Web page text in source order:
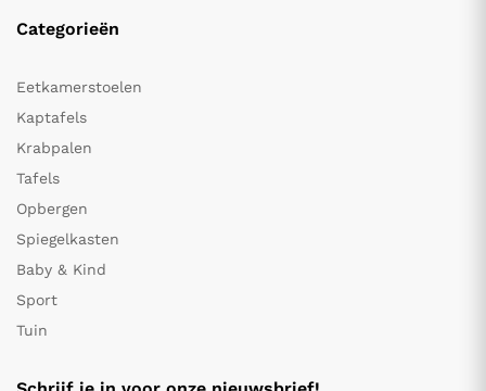
Categorieën
Eetkamerstoelen
Kaptafels
Krabpalen
Tafels
Opbergen
Spiegelkasten
Baby & Kind
Sport
Tuin